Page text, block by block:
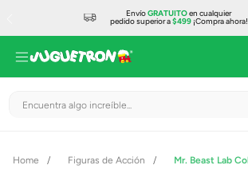
EnvíoGRATUITOen cualquier
pedido superior a$499¡Compra ahora!
Encuentra algo increíble...
Figuras de Acción